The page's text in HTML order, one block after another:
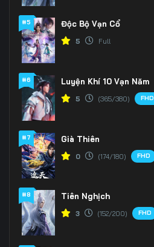
#5 Độc Bộ Vạn Cổ
5 Full
#6 Luyện Khí 10 Vạn Năm
5 (365/380) FHD
#7 Già Thiên
0 (174/180) FHD
#8 Tiên Nghịch
3 (152/200) FHD